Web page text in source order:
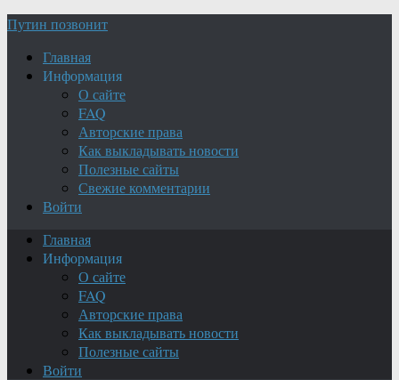
Путин позвонит
Главная
Информация
О сайте
FAQ
Авторские права
Как выкладывать новости
Полезные сайты
Свежие комментарии
Войти
Главная
Информация
О сайте
FAQ
Авторские права
Как выкладывать новости
Полезные сайты
Войти